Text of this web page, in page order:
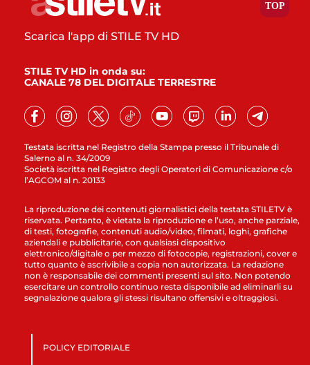
Testata iscritta nel Registro della Stampa presso il Tribunale di
Salerno al n. 34/2009
Società iscritta nel Registro degli Operatori di Comunicazione c/o
l’AGCOM al n. 20133
Scarica l'app di STILE TV HD
STILE TV HD in onda su:
CANALE 78 DEL DIGITALE TERRESTRE
La riproduzione dei contenuti giornalistici della testata STILETV è
riservata. Pertanto, è vietata la riproduzione e l’uso, anche parziale,
di testi, fotografie, contenuti audio/video, filmati, loghi, grafiche
aziendali e pubblicitarie, con qualsiasi dispositivo
elettronico/digitale o per mezzo di fotocopie, registrazioni, cover e
tutto quanto è ascrivibile a copia non autorizzata. La redazione
non è responsabile dei commenti presenti sul sito. Non potendo
esercitare un controllo continuo resta disponibile ad eliminarli su
segnalazione qualora gli stessi risultano offensivi e oltraggiosi.
POLICY EDITORIALE